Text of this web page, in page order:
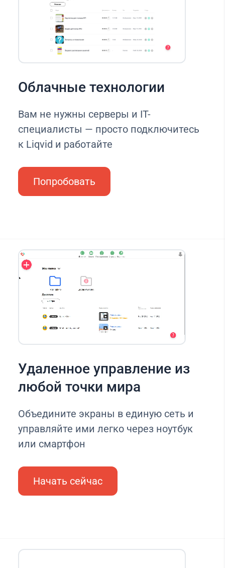
Облачные технологии
Вам не нужны серверы и IT-
специалисты — просто подключитесь
к Liqvid и работайте
Попробовать
Удаленное управление из
любой точки мира
Объедините экраны в единую сеть и
управляйте ими легко через ноутбук
или смартфон
Начать сейчас